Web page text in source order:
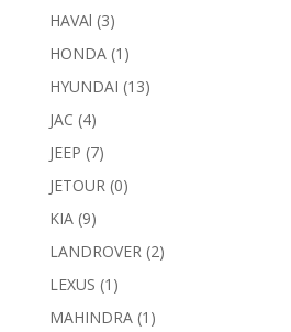
HAVAl (3)
HONDA (1)
HYUNDAI (13)
JAC (4)
JEEP (7)
JETOUR (0)
KIA (9)
LANDROVER (2)
LEXUS (1)
MAHINDRA (1)